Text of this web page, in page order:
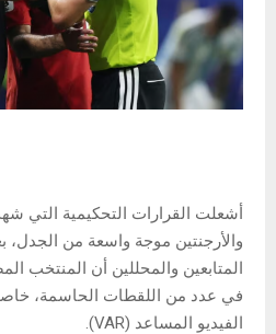
أشعلت القرارات التحكيمية التي
والأرجنتين موجة واسعة من الجدل،
المتابعين والمحللين أن المنتخب
في عدد من اللقطات الحاسمة، خاصة
الفيديو المساعد (VAR).